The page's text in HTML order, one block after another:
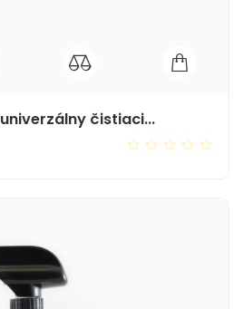
čistiaci...